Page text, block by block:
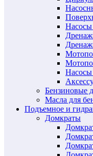
Насосы
Насосы
Бензиновые
Масла для
Подъемное и
Домкраты